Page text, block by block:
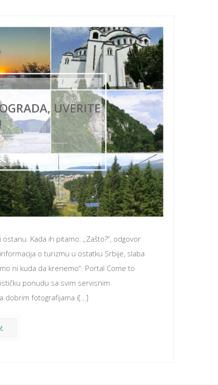
UVERITE
2018
Kada ih pitamo: „Zašto?“, odgovor
o turizmu u ostatku Srbije, slaba
ni kuda da krenemo“. Portal Come to
ponudu sa svim servisnim
dobrim fotografijama i[…]